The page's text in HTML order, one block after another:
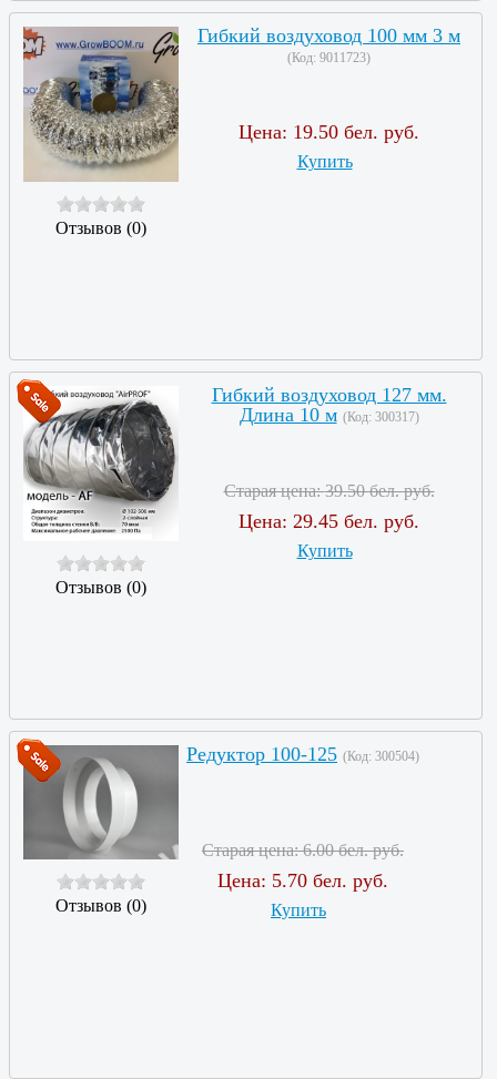
Отзывов (0)
Гибкий воздуховод 100 мм 3 м
(Код: 9011723)
Цена: 19.50 бел. руб.
Купить
Отзывов (0)
Гибкий воздуховод 127 мм.
Длина 10 м (Код: 300317)
Старая цена:39.50 бел. руб.
Цена: 29.45 бел. руб.
Купить
Отзывов (0)
Редуктор 100-125 (Код: 300504)
Старая цена:6.00 бел. руб.
Цена: 5.70 бел. руб.
Купить